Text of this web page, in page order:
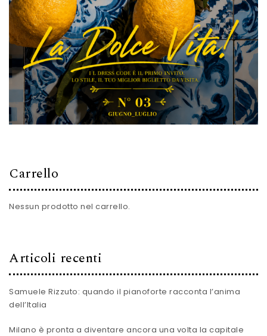
Carrello
Nessun prodotto nel carrello.
Articoli recenti
Samuele Rizzuto: quando il pianoforte racconta l’anima
dell’Italia
Milano è pronta a diventare ancora una volta la capitale